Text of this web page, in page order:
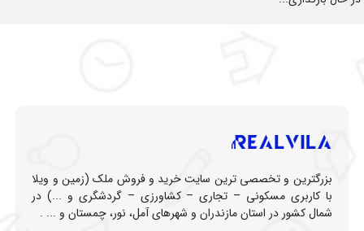
بزرگترین و تخصصی ترین سایت خرید و فروش ملک (زمین و ویلا
با کاربری مسکونی – تجاری – کشاورزی – گردشگری و ...) در
شمال کشور در استان مازندران و شهرهای آمل، نور، چمستان و ... .